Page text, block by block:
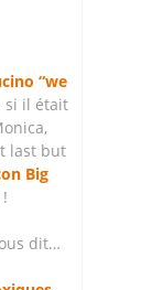
“we
si il était
last but
Big
dit…